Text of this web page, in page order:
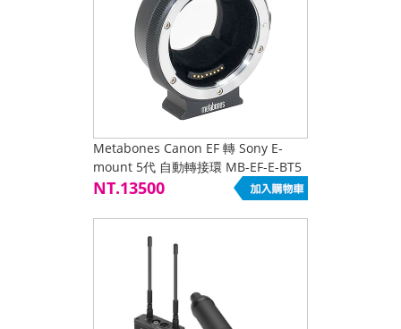
Metabones Canon EF 轉 Sony E-
mount 5代 自動轉接環 MB-EF-E-BT5
NT.13500